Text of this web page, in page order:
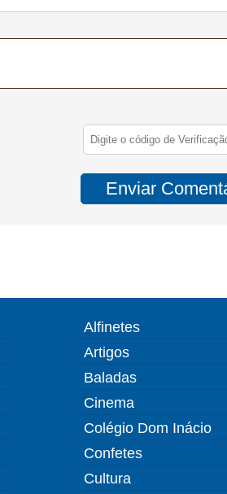
Alfinetes
Artigos
Baladas
Cinema
Colégio Dom Inácio
Confetes
Cultura